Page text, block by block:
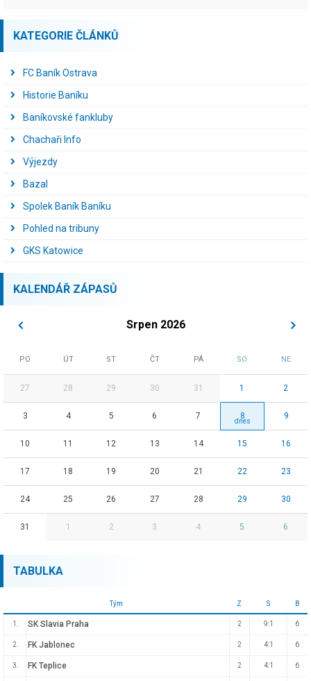
KATEGORIE ČLÁNKŮ
FC Baník Ostrava
Historie Baníku
Baníkovské fankluby
Chachaři Info
Výjezdy
Bazal
Spolek Baník Baníku
Pohled na tribuny
GKS Katowice
KALENDÁŘ ZÁPASŮ
Srpen 2026
PO ÚT ST ČT PÁ SO NE
27 28 29 30 31 1 2
3 4 5 6 7 8 9
10 11 12 13 14 15 16
17 18 19 20 21 22 23
24 25 26 27 28 29 30
31 1 2 3 4 5 6
TABULKA
Tým Z S B
1. SK Slavia Praha 2 9:1 6
2. FK Jablonec 2 4:1 6
3. FK Teplice 2 4:1 6